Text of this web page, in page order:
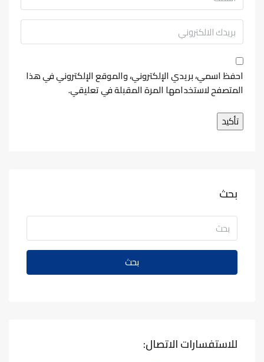
احفظ اسمي، بريدي الإلكتروني، والموقع الإلكتروني في هذا
المتصفح لاستخدامها المرة المقبلة في تعليقي.
بحث
بحث
للاستفسارات الاتصال: